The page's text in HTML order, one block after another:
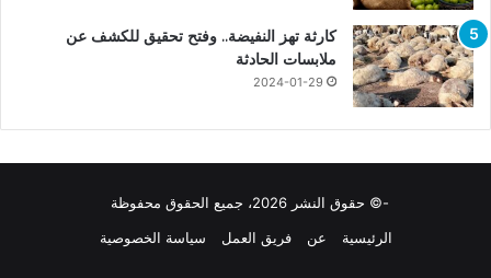
كارثة تهز النفيضة.. وفتح تحقيق للكشف عن
ملابسات الحادثة
2024-01-29
-© حقوق النشر 2026، جميع الحقوق محفوظة
الرئيسية
عن فريق العمل سياسة الخصوصية